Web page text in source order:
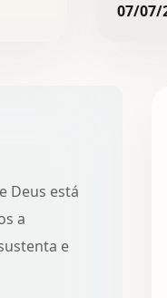
07/07/
Deus está
a
e